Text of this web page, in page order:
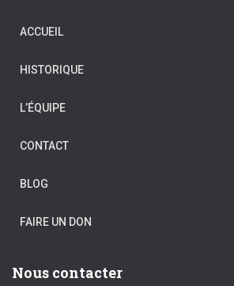
ACCUEIL
HISTORIQUE
L’ÉQUIPE
CONTACT
BLOG
FAIRE UN DON
Nous contacter